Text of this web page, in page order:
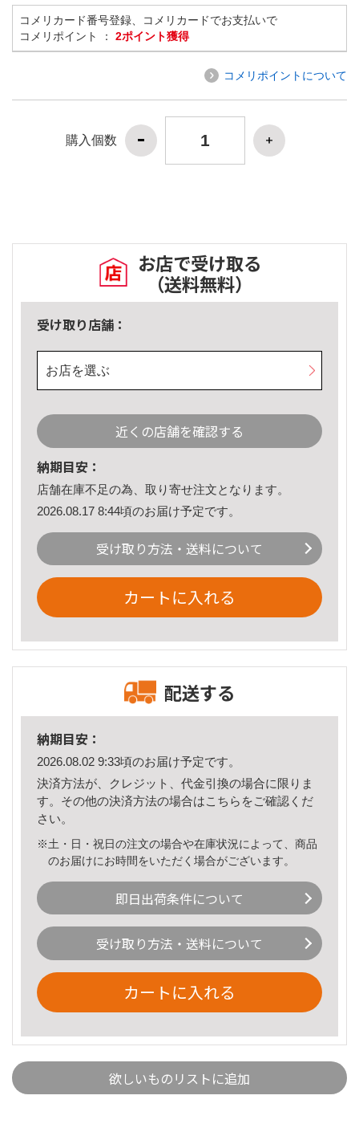
コメリカード番号登録、コメリカードでお支払いで
コメリポイント ： 2ポイント獲得
コメリポイントについて
購入個数
お店で受け取る
（送料無料）
受け取り店舗：
お店を選ぶ
近くの店舗を確認する
納期目安：
店舗在庫不足の為、取り寄せ注文となります。
2026.08.17 8:44頃のお届け予定です。
受け取り方法・送料について
カートに入れる
配送する
納期目安：
2026.08.02 9:33頃のお届け予定です。
決済方法が、クレジット、代金引換の場合に限りま
す。その他の決済方法の場合はこちら をご確認くだ
さい。
※土・日・祝日の注文の場合や在庫状況によって、商品
のお届けにお時間をいただく場合がございます。
即日出荷条件について
受け取り方法・送料について
カートに入れる
欲しいものリストに追加